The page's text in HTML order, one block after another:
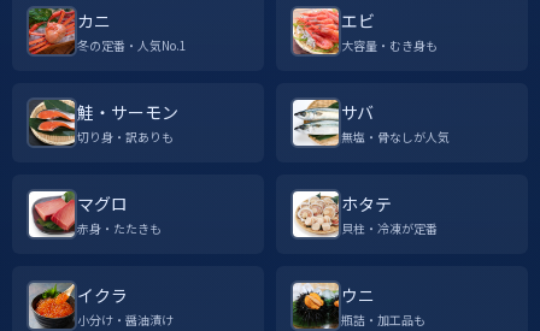
カニ
冬の定番・人気No.1
エビ
大容量・むき身も
鮭・サーモン
切り身・訳ありも
サバ
無塩・骨なしが人気
マグロ
赤身・たたきも
ホタテ
貝柱・冷凍が定番
イクラ
小分け・醤油漬け
ウニ
瓶詰・加工品も